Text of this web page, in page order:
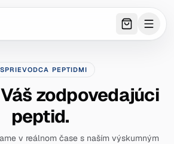
0 item
SPRIEVODCA PEPTIDMI
zodpovedajúci
peptid.
v reálnom čase s naším výskumným